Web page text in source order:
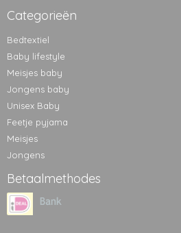
Categorieën
Bedtextiel
Baby lifestyle
Meisjes baby
Jongens baby
Unisex Baby
Feetje pyjama
Meisjes
Jongens
Betaalmethodes